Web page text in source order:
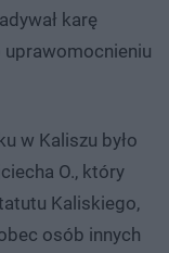
karę
uprawomocnieniu
w Kaliszu było
O., który
Kaliskiego,
osób innych